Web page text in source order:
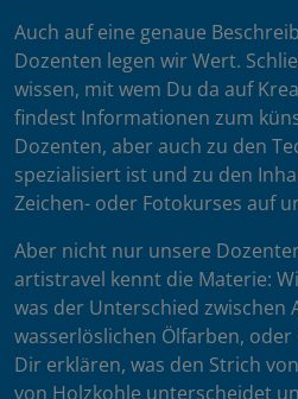
Auch auf eine genaue
Dozenten legen wir Wert.
wissen, mit wem Du da auf
findest Informationen zum
Dozenten, aber auch zu den
spezialisiert ist und zu den
Zeichen- oder Fotokurses auf
Aber nicht nur unsere
artistravel kennt die Materie:
was der Unterschied zwischen
wasserlöslichen Ölfarben,
Dir erklären, was den Strich
von Holzkohle unterscheidet